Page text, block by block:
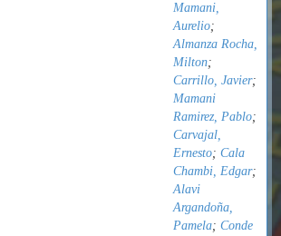
Mamani,
Aurelio;
Almanza Rocha,
Milton;
Carrillo, Javier;
Mamani
Ramirez, Pablo;
Carvajal,
Ernesto; Cala
Chambi, Edgar;
Alavi
Argandoña,
Pamela; Conde